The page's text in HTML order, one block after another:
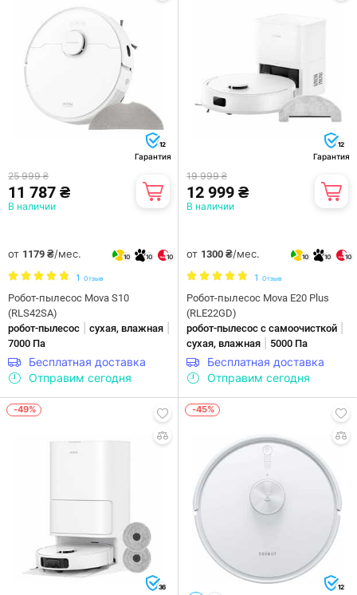
12
Гарантия
25 999 ₴
11 787 ₴
В наличии
от 1179 ₴/мес. 10 10 10
1 Отзыв
Робот-пылесос Mova S10
(RLS42SA)
робот-пылесос
сухая, влажная
7000 Па
Бесплатная доставка
Отправим сегодня
12
Гарантия
19 999 ₴
12 999 ₴
В наличии
от 1300 ₴/мес. 10 10 10
1 Отзыв
Робот-пылесос Mova E20 Plus
(RLE22GD)
робот-пылесос с самоочисткой
сухая, влажная 5000 Па
Бесплатная доставка
Отправим сегодня
-49%
36
-45%
12